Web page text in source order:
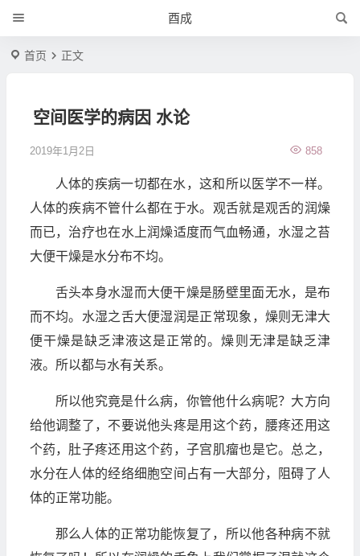
酉成
首页 正文
空间医学的病因 水论
2019年1月2日 858
人体的疾病一切都在水，这和所以医学不一样。
人体的疾病不管什么都在于水。观舌就是观舌的润燥
而已，治疗也在水上润燥适度而气血畅通，水湿之苔
大便干燥是水分布不均。
舌头本身水湿而大便干燥是肠壁里面无水，是布
而不均。水湿之舌大便湿润是正常现象，燥则无津大
便干燥是缺乏津液这是正常的。燥则无津是缺乏津
液。所以都与水有关系。
所以他究竟是什么病，你管他什么病呢？大方向
给他调整了，不要说他头疼是用这个药，腰疼还用这
个药，肚子疼还用这个药，子宫肌瘤也是它。总之，
水分在人体的经络细胞空间占有一大部分，阻碍了人
体的正常功能。
那么人体的正常功能恢复了，所以他各种病不就